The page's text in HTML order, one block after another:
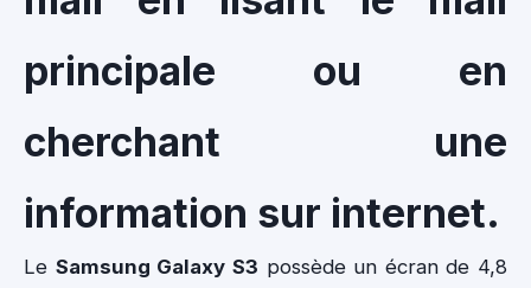
principale ou en
cherchant une
information sur internet.
Le Samsung Galaxy S3 possède un écran de 4,8